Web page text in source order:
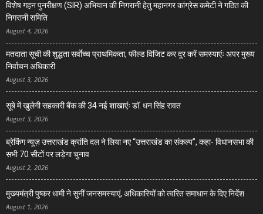
विशेष गहन पुनरीक्षण (SIR) अभियान की निगरानी हेतु महानगर कांग्रेस कमेटी ने गठित की
निगरानी समिति
August 4, 2026
मतदाता सूची की शुद्धता सर्वाेच्च प्राथमिकता, फील्ड विजिट कर दूर करें समस्याएंः अपर मुख्य
निर्वाचन अधिकारी
August 3, 2026
सूबे में खुलेगी सहकारी बैंक की 34 नई शाखाएंः डाॅ. धन सिंह रावत
August 3, 2026
ब्रेकिंग न्यूज़ उत्तराखंड क्रांति दल ने लिया नए “उत्तराखंड का संकल्प”, कहा- विधानसभा की
सभी 70 सीटों पर लड़ेगा चुनाव
August 2, 2026
मुख्यमंत्री पुष्कर धामी ने सुनीं जनसमस्याएं, अधिकारियों को त्वरित समाधान के दिए निर्देश
August 1, 2026